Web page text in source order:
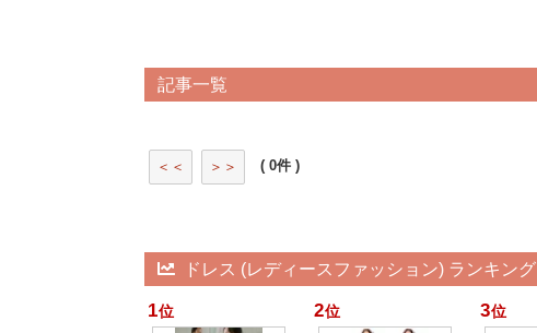
記事一覧
＜＜ ＞＞ ( 0件 )
ドレス (レディースファッション) ランキング
1位 2位 3位